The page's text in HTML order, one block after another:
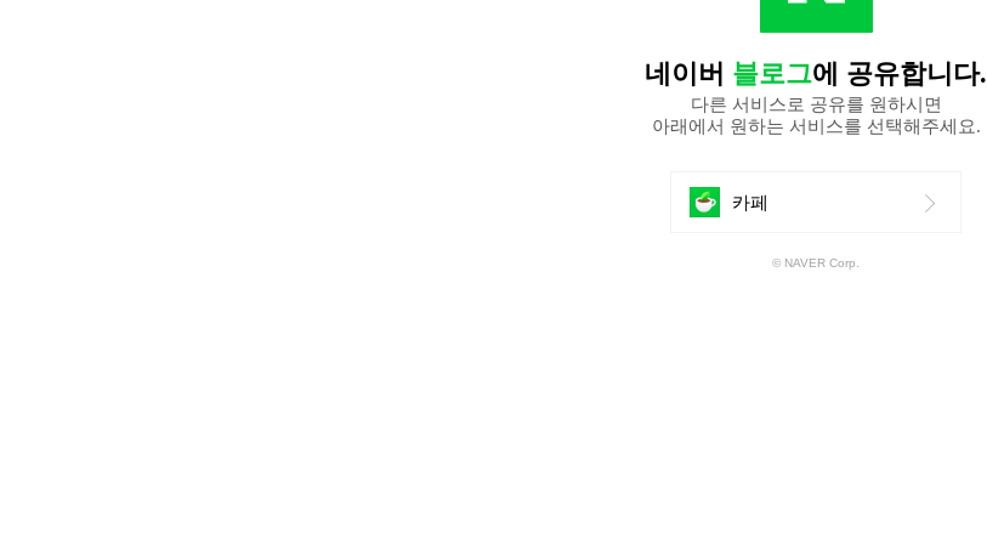
네이버 블로그에 공유합니다.
다른 서비스로 공유를 원하시면
아래에서 원하는 서비스를 선택해주세요.
카페
공
© NAVER Corp.